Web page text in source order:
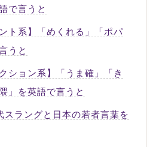
で言うと
ト系】「めくれる」「ポパ
うと
ション系】「うま確」「き
」を英語で言うと
スラングと日本の若者言葉を